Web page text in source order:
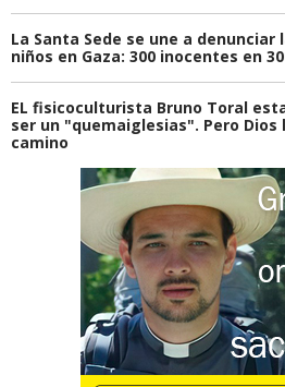
La Santa Sede se une a denunciar
niños en Gaza: 300 inocentes en
EL fisicoculturista Bruno Toral
ser un "quemaiglesias". Pero Dios
camino